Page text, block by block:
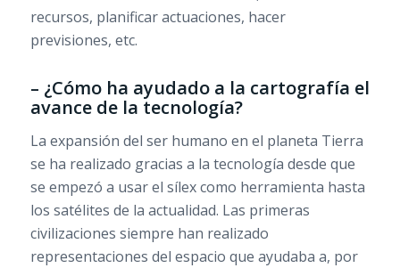
recursos, planificar actuaciones, hacer
previsiones, etc.
– ¿Cómo ha ayudado a la cartografía el
avance de la tecnología?
La expansión del ser humano en el planeta Tierra
se ha realizado gracias a la tecnología desde que
se empezó a usar el sílex como herramienta hasta
los satélites de la actualidad. Las primeras
civilizaciones siempre han realizado
representaciones del espacio que ayudaba a, por